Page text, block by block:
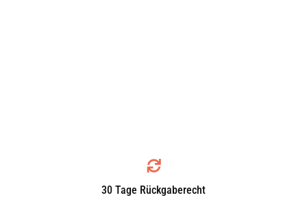
30 Tage Rückgaberecht